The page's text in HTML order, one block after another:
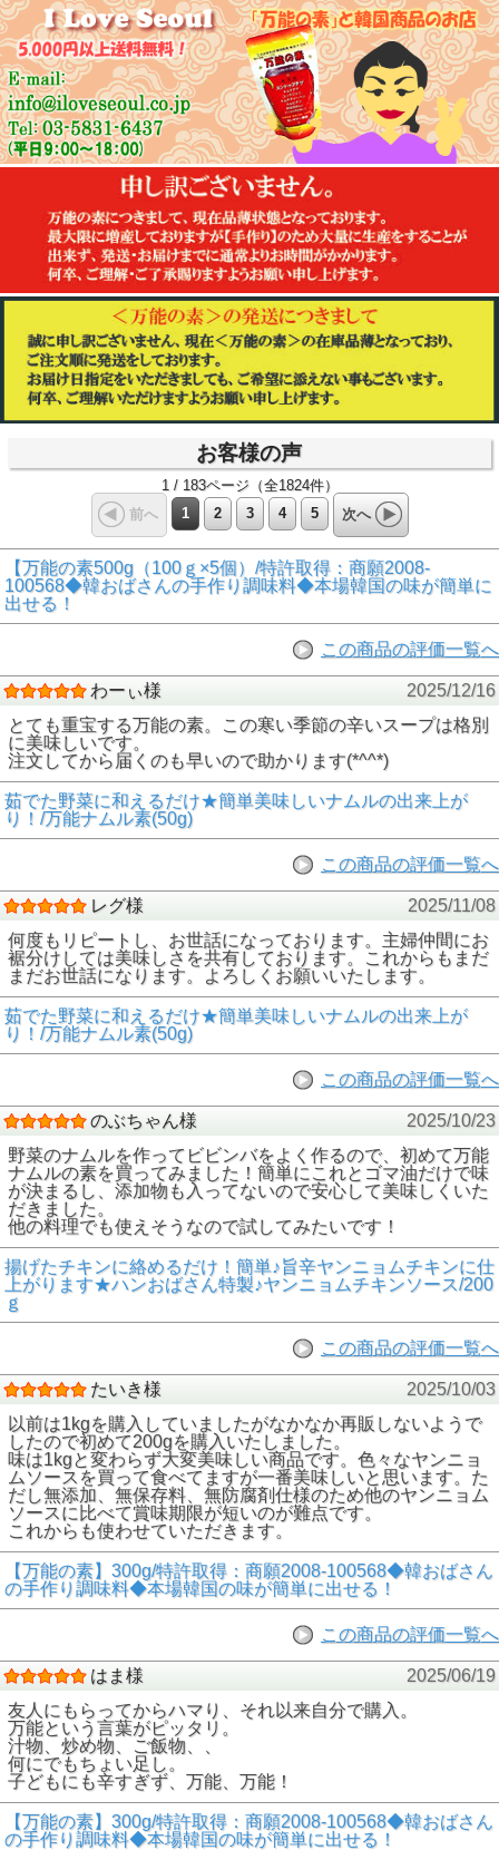
お客様の声
1 / 183ページ（全1824件）
前へ
1 2 3 4 5 次へ
【万能の素500g（100ｇ×5個）/特許取得：商願2008-
100568◆韓おばさんの手作り調味料◆本場韓国の味が簡単に
出せる！
この商品の評価一覧へ
わーぃ様
2025/12/16
とても重宝する万能の素。この寒い季節の辛いスープは格別
に美味しいです。
注文してから届くのも早いので助かります(*^^*)
茹でた野菜に和えるだけ★簡単美味しいナムルの出来上が
り！/万能ナムル素(50g)
この商品の評価一覧へ
レグ様
2025/11/08
何度もリピートし、お世話になっております。主婦仲間にお
裾分けしては美味しさを共有しております。これからもまだ
まだお世話になります。よろしくお願いいたします。
茹でた野菜に和えるだけ★簡単美味しいナムルの出来上が
り！/万能ナムル素(50g)
この商品の評価一覧へ
のぶちゃん様
2025/10/23
野菜のナムルを作ってビビンバをよく作るので、初めて万能
ナムルの素を買ってみました！簡単にこれとゴマ油だけで味
が決まるし、添加物も入ってないので安心して美味しくいた
だきました。
他の料理でも使えそうなので試してみたいです！
揚げたチキンに絡めるだけ！簡単♪旨辛ヤンニョムチキンに仕
上がります★ハンおばさん特製♪ヤンニョムチキンソース/200
ｇ
この商品の評価一覧へ
たいき様
2025/10/03
以前は1kgを購入していましたがなかなか再販しないようで
したので初めて200gを購入いたしました。
味は1kgと変わらず大変美味しい商品です。色々なヤンニョ
ムソースを買って食べてますが一番美味しいと思います。た
だし無添加、無保存料、無防腐剤仕様のため他のヤンニョム
ソースに比べて賞味期限が短いのが難点です。
これからも使わせていただきます。
【万能の素】300g/特許取得：商願2008-100568◆韓おばさん
の手作り調味料◆本場韓国の味が簡単に出せる！
この商品の評価一覧へ
はま様
2025/06/19
友人にもらってからハマり、それ以来自分で購入。
万能という言葉がピッタリ。
汁物、炒め物、ご飯物、、
何にでもちょい足し。
子どもにも辛すぎず、万能、万能！
【万能の素】300g/特許取得：商願2008-100568◆韓おばさん
の手作り調味料◆本場韓国の味が簡単に出せる！